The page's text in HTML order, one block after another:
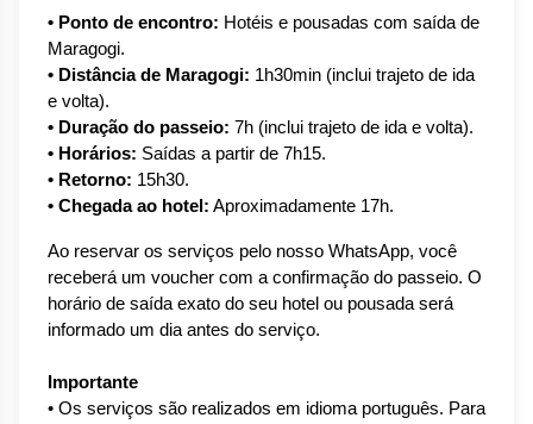
• Ponto de encontro: Hotéis e pousadas com saída de
Maragogi.
• Distância de Maragogi: 1h30min (inclui trajeto de ida
e volta).
• Duração do passeio: 7h (inclui trajeto de ida e volta).
• Horários: Saídas a partir de 7h15.
• Retorno: 15h30.
• Chegada ao hotel: Aproximadamente 17h.
Ao reservar os serviços pelo nosso WhatsApp, você
receberá um voucher com a confirmação do passeio. O
horário de saída exato do seu hotel ou pousada será
informado um dia antes do serviço.
Importante
• Os serviços são realizados em idioma português. Para